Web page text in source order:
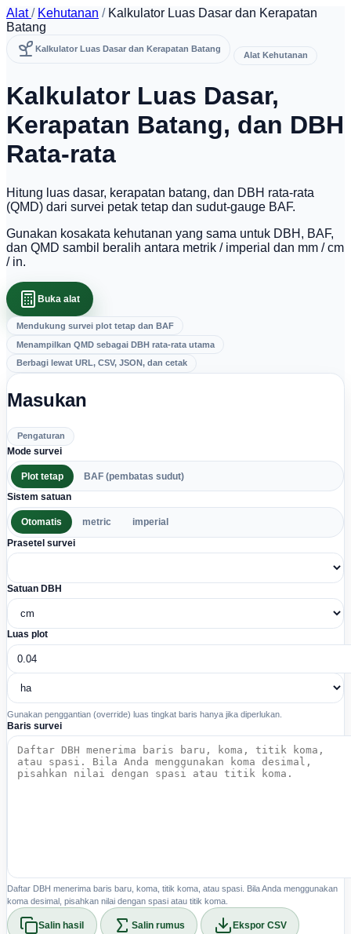
Alat/ Kehutanan / Kalkulator Luas Dasar dan Kerapatan
Batang
Kalkulator Luas Dasar dan Kerapatan Batang
Alat Kehutanan
Kalkulator Luas Dasar,
Kerapatan Batang, dan DBH
Rata-rata
Hitung luas dasar, kerapatan batang, dan DBH rata-rata
(QMD) dari survei petak tetap dan sudut-gauge BAF.
Gunakan kosakata kehutanan yang sama untuk DBH, BAF,
dan QMD sambil beralih antara metrik / imperial dan mm / cm
/ in.
Buka alat
Mendukung survei plot tetap dan BAF
Menampilkan QMD sebagai DBH rata-rata utama
Berbagi lewat URL, CSV, JSON, dan cetak
Masukan
Pengaturan
Mode survei
Plot tetap
BAF (pembatas sudut)
Sistem satuan
Otomatis metric
imperial
Prasetel survei
Satuan DBH
Luas plot
Gunakan penggantian (override) luas tingkat baris hanya jika diperlukan.
Baris survei
Daftar DBH menerima baris baru, koma, titik koma, atau spasi. Bila Anda menggunakan
koma desimal, pisahkan nilai dengan spasi atau titik koma.
Salin hasil Salin rumus Ekspor CSV